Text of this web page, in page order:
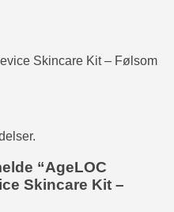
Skincare Kit – Følsom
“AgeLOC
Skincare Kit –